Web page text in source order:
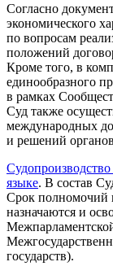
Согласно
экономического
по вопросам
положений
Кроме того, в
единообразного
в рамках
Суд также
международных
и решений
Судопроизводство
языке. В состав
Срок полномочий
назначаются и
государств).